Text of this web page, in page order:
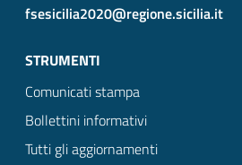
fsesicilia2020@regione.sicilia.it
STRUMENTI
Comunicati stampa
Bollettini informativi
Tutti gli aggiornamenti